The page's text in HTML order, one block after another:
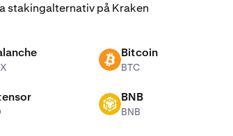
stakingalternativ på Kraken
BTC Bitcoin
BTC
BNB BNB
BNB